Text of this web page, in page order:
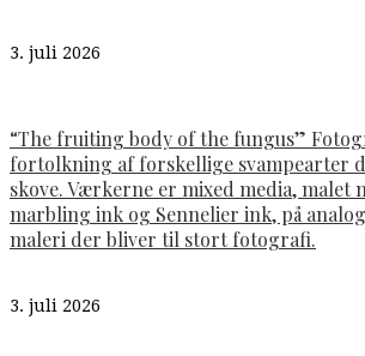
3. juli 2026
“The fruiting body of the fungus”
fortolkning af forskellige svampearter
skove. Værkerne er mixed media, malet
marbling ink og Sennelier ink, på
maleri der bliver til stort fotografi.
3. juli 2026